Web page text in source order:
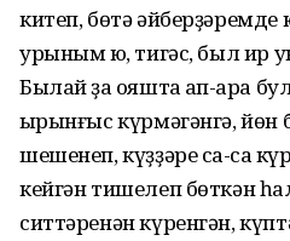
китеп, бөтә
урыным юҡ, тигәс, был ир
Былай ҙа ҡояшта ҡап-ҡара
ҡырынғыс күрмәгәнгә, йөн
шешенеп, күҙҙәре саҡ-саҡ
кейгән тишелеп бөткән
ситтәренән күренгән,